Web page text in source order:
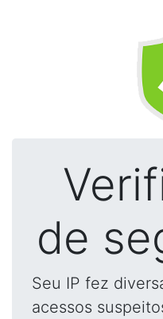
de
Seu IP fez
acessos